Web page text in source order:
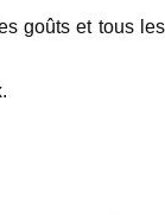
goûts et tous les